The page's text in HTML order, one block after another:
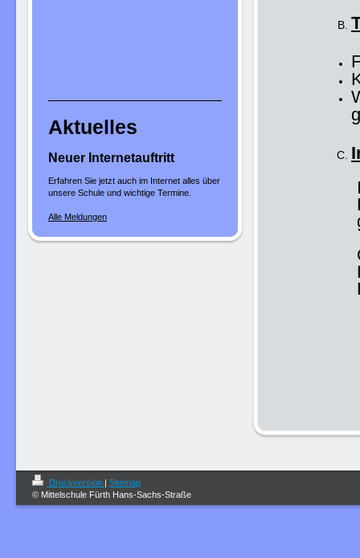
Aktuelles
Neuer Internetauftritt
Erfahren Sie jetzt auch im Internet alles über
unsere Schule und wichtige Termine.
Alle Meldungen
Druckversion | Sitemap
© Mittelschule Fürth Hans-Sachs-Straße